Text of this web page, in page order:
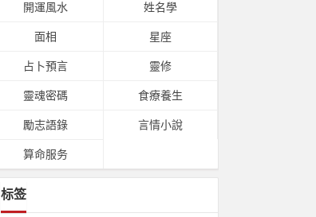
開運風水 姓名學
面相 星座
占卜預言 靈修
靈魂密碼 食療養生
勵志語錄 言情小說
算命服务
标签